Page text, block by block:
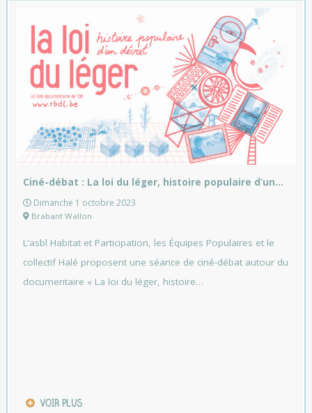
Ciné-débat : La loi du léger, histoire populaire d’un…
Dimanche 1 octobre 2023
Brabant Wallon
L’asbl Habitat et Participation, les Équipes Populaires et le
collectif Halé proposent une séance de ciné-débat autour du
documentaire « La loi du léger, histoire…
VOIR PLUS